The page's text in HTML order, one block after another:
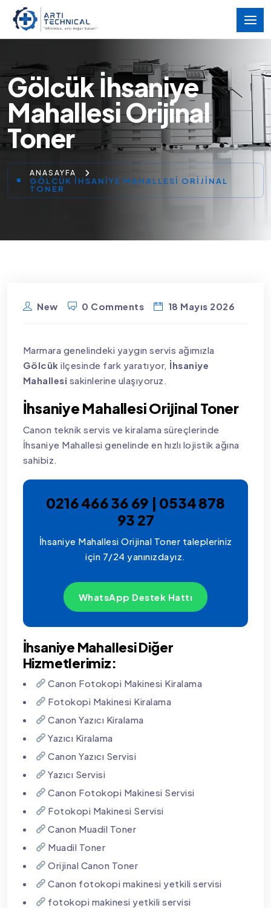
Gölcük İhsaniye
Mahallesi Orijinal
Toner
ANASAYFA
GÖLCÜK İHSANIYE MAHALLESI ORIJINAL
TONER
New 0 Comments 18 Mayıs 2026
Marmara genelindeki yaygın servis ağımızla
Gölcük ilçesinde fark yaratıyor, İhsaniye
Mahallesi sakinlerine ulaşıyoruz.
İhsaniye Mahallesi Orijinal Toner
Canon teknik servis ve kiralama süreçlerinde
İhsaniye Mahallesi genelinde en hızlı lojistik ağına
sahibiz.
0216 466 36 69 | 0534 878
93 27
İhsaniye Mahallesi Orijinal Toner talepleriniz
için 7/24 yanınızdayız.
WhatsApp Destek Hattı
İhsaniye Mahallesi Diğer
Hizmetlerimiz:
Canon Fotokopi Makinesi Kiralama
Fotokopi Makinesi Kiralama
Canon Yazıcı Kiralama
Yazıcı Kiralama
Canon Yazıcı Servisi
Yazıcı Servisi
Canon Fotokopi Makinesi Servisi
Fotokopi Makinesi Servisi
Canon Muadil Toner
Muadil Toner
Orijinal Canon Toner
Canon fotokopi makinesi yetkili servisi
fotokopi makinesi yetkili servisi